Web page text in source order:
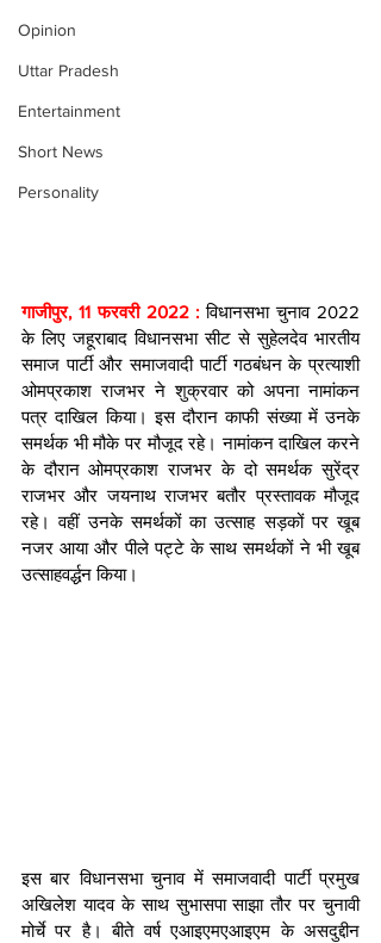
Opinion
Uttar Pradesh
Entertainment
Short News
Personality
गाजीपुर, 11 फरवरी 2022 : विधानसभा चुनाव 2022
के लिए जहूराबाद विधानसभा सीट से सुहेलदेव भारतीय
समाज पार्टी और समाजवादी पार्टी गठबंधन के प्रत्याशी
ओमप्रकाश राजभर ने शुक्रवार को अपना नामांकन
पत्र दाखिल किया। इस दौरान काफी संख्या में उनके
समर्थक भी मौके पर मौजूद रहे। नामांकन दाखिल करने
के दौरान ओमप्रकाश राजभर के दो समर्थक सुरेंद्र
राजभर और जयनाथ राजभर बतौर प्रस्तावक मौजूद
रहे। वहीं उनके समर्थकों का उत्‍साह सड़कों पर खूब
नजर आया और पीले पट्टे के साथ समर्थकों ने भी खूब
उत्‍साहवर्द्धन किया।
इस बार विधानसभा चुनाव में समाजवादी पार्टी प्रमुख
अखिलेश यादव के साथ सुभासपा साझा तौर पर चुनावी
मोर्चे पर है। बीते वर्ष एआइएमएआइएम के असदुद्दीन